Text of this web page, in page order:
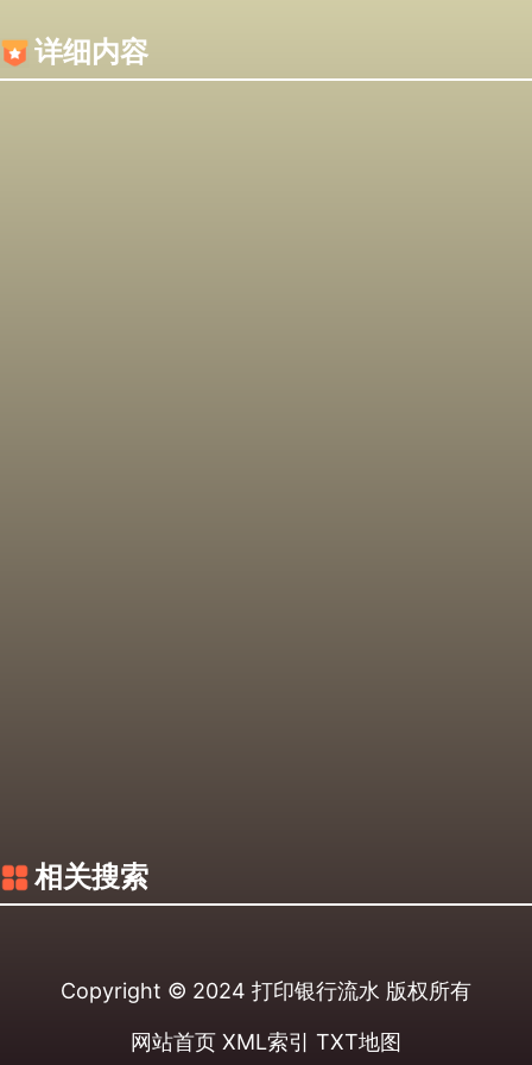
详细内容
相关搜索
Copyright © 2024 打印银行流水 版权所有
网站首页 XML索引 TXT地图